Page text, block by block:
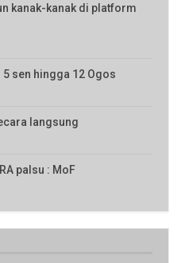
kanak-kanak di platform
sen hingga 12 Ogos
langsung
palsu : MoF